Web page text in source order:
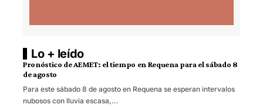
Lo + leído
Pronóstico de AEMET: el tiempo en Requena para el sábado 8
de agosto
Para este sábado 8 de agosto en Requena se esperan intervalos
nubosos con lluvia escasa,…